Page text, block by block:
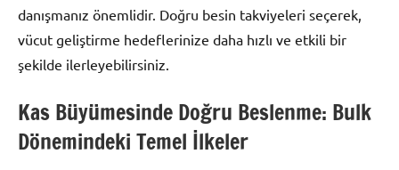
danışmanız önemlidir. Doğru besin takviyeleri seçerek,
vücut geliştirme hedeflerinize daha hızlı ve etkili bir
şekilde ilerleyebilirsiniz.
Kas Büyümesinde Doğru Beslenme: Bulk
Dönemindeki Temel İlkeler